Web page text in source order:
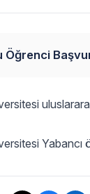
Öğrenci
Yabancı